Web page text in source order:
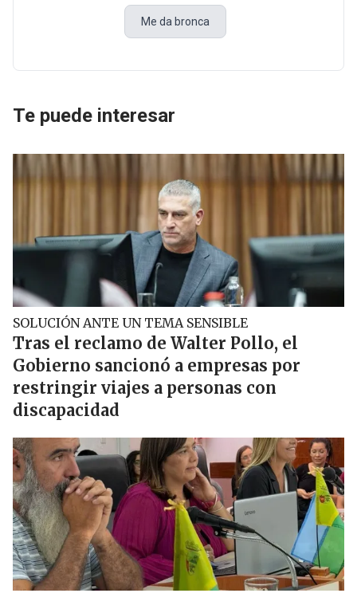
Me da bronca
Te puede interesar
SOLUCIÓN ANTE UN TEMA SENSIBLE
Tras el reclamo de Walter Pollo, el
Gobierno sancionó a empresas por
restringir viajes a personas con
discapacidad